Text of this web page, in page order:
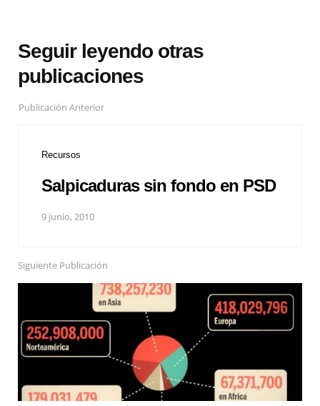
Seguir leyendo otras
publicaciones
Publicación Anterior
Recursos
Salpicaduras sin fondo en PSD
9 junio, 2010
Siguiente Publicación